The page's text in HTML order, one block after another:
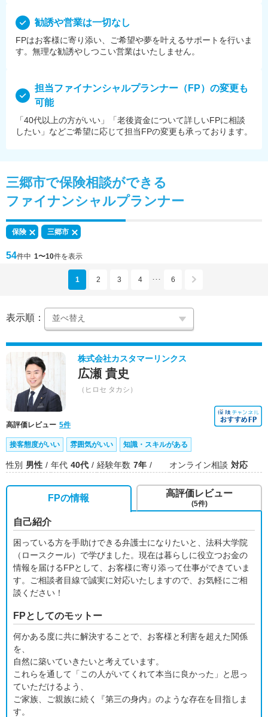
勧誘や営業は⼀切なし
FPはお客様に寄り添い、ご希望や夢を叶えるサポートを⾏いま
す。無理な勧誘やしつこい営業はいたしません。
担当ファイナンシャルプランナー（FP）の変更も
可能
「40代以上の方がいい」「老後資金について詳しいFPに相談
したい」などご希望に応じて担当FPの変更も承っております。
三郷市で保険相談ができる
ファイナンシャルプランナー
保険 三郷市
54件中 1〜10件を表示
1 2 3 4 ･･･ 6
表示順：
株式会社カスタマーリンクス
広瀬 貴史
（ヒロセ タカシ）
高評価レビュー 5件
接客態度がいい 雰囲気がいい 知識・スキルがある
性別 男性 年代 40代 経験年数 7年 オンライン相談 対応
FPの情報
自己紹介
困っている方を手助けできる弁護士になりたいと、法科大学院
（ロースクール）で学びました。現在は暮らしに役立つお金の
情報を届けるFPとして、お客様に寄り添って仕事ができていま
す。ご相談者目線で誠実に対応いたしますので、お気軽にご相
談ください！
FPとしてのモットー
何かある度に共に解決することで、お客様と利害を超えた関係
を、
自然に築いていきたいと考えています。
これらを通して「この人がいてくれて本当に良かった」と思っ
ていただけるよう、
ご家族、ご親族に続く『第三の身内』のような存在を目指しま
す。
高評価レビュー
(5件)